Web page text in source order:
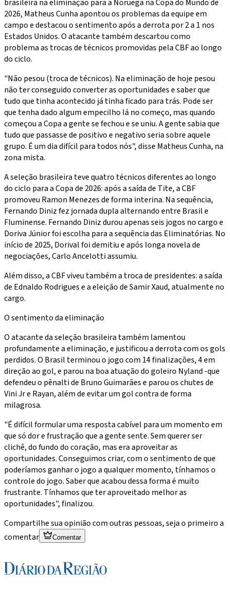
brasileira na eliminação para a Noruega na Copa do Mundo de
2026, Matheus Cunha apontou os problemas da equipe em
campo e destacou o sentimento após a derrota por 2 a 1 nos
Estados Unidos. O atacante também descartou como
problema as trocas de técnicos promovidas pela CBF ao longo
do ciclo.
"Não pesou (troca de técnicos). Na eliminação de hoje pesou
não ter conseguido converter as oportunidades e saber que
tudo que tinha acontecido já tinha ficado para trás. Pode ser
que tenha dado algum empecilho lá no começo, mas quando
começou a Copa a gente se fechou e se uniu. A gente sabia que
tudo que passasse de positivo e negativo seria sobre aquele
grupo. É um dia difícil para todos nós", disse Matheus Cunha, na
zona mista.
A seleção brasileira teve quatro técnicos diferentes ao longo
do ciclo para a Copa de 2026: após a saída de Tite, a CBF
promoveu Ramon Menezes de forma interina. Na sequência,
Fernando Diniz fez jornada dupla alternando entre Brasil e
Fluminense. Fernando Diniz durou apenas seis jogos no cargo e
Doriva Júnior foi escolha para a sequência das Eliminatórias. No
início de 2025, Dorival foi demitiu e após longa novela de
negociações, Carlo Ancelotti assumiu.
Além disso, a CBF viveu também a troca de presidentes: a saída
de Ednaldo Rodrigues e a eleição de Samir Xaud, atualmente no
cargo.
O sentimento da eliminação
O atacante da seleção brasileira também lamentou
profundamente a eliminação, e justificou a derrota com os gols
perdidos. O Brasil terminou o jogo com 14 finalizações, 4 em
direção ao gol, e parou na boa atuação do goleiro Nyland -que
defendeu o pênalti de Bruno Guimarães e parou os chutes de
Vini Jr e Rayan, além de evitar um gol contra de forma
milagrosa.
"É difícil formular uma resposta cabível para um momento em
que só dor e frustração que a gente sente. Sem querer ser
clichê, do fundo do coração, mas era aproveitar as
oportunidades. Conseguimos criar, com o sentimento de que
poderíamos ganhar o jogo a qualquer momento, tínhamos o
controle do jogo. Saber que acabou dessa forma é muito
frustrante. Tínhamos que ter aproveitado melhor as
oportunidades", finalizou.
Compartilhe sua opinião com outras pessoas, seja o primeiro a
comentar
Comentar